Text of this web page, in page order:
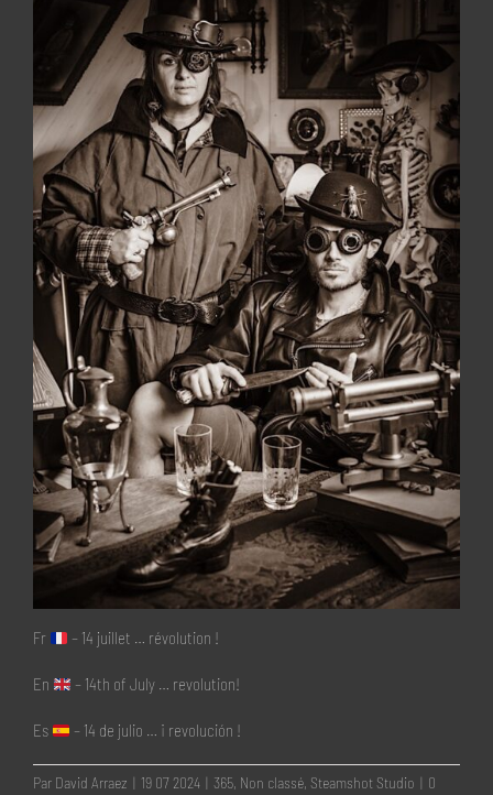
Fr – 14 juillet … révolution !
En – 14th of July … revolution!
Es – 14 de julio … ¡ revolución !
Par David Arraez | 19 07 2024 | 365, Non classé, Steamshot Studio | 0